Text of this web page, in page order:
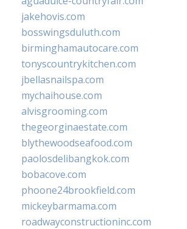
jakehovis.com
bosswingsduluth.com
birminghamautocare.com
tonyscountrykitchen.com
jbellasnailspa.com
mychaihouse.com
alvisgrooming.com
thegeorginaestate.com
blythewoodseafood.com
paolosdelibangkok.com
bobacove.com
phoone24brookfield.com
mickeybarmama.com
roadwayconstructioninc.com